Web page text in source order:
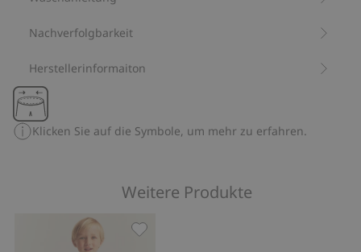
Nachverfolgbarkeit
Herstellerinformaiton
Klicken Sie auf die Symbole, um mehr zu erfahren.
Weitere Produkte